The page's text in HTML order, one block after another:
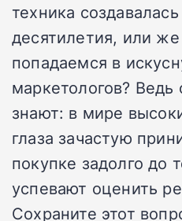
техника
десятилетия, или
попадаемся в
маркетологов? Ведь
знают: в мире
глаза зачастую
покупке задолго до
успевают оценить
Сохраните этот